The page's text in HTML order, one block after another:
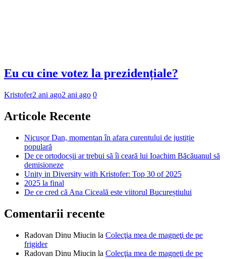
Eu cu cine votez la prezidențiale?
Kristofer2 ani ago2 ani ago 0
Articole Recente
Nicușor Dan, momentan în afara curentului de justiție
populară
De ce ortodocșii ar trebui să îi ceară lui Ioachim Băcăuanul să
demisioneze
Unity in Diversity with Kristofer: Top 30 of 2025
2025 la final
De ce cred că Ana Ciceală este viitorul Bucureștiului
Comentarii recente
Radovan Dinu Miucin la Colecţia mea de magneţi de pe
frigider
Radovan Dinu Miucin la Colecţia mea de magneţi de pe